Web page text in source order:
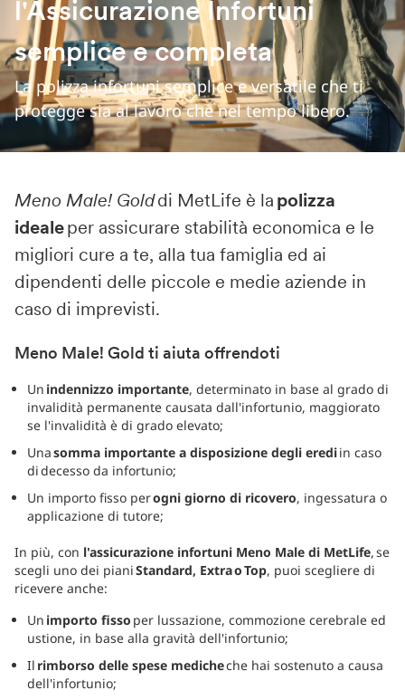
l'Assicurazione Infortuni
semplice e completa
La polizza infortuni semplice e versatile che ti
protegge sia al lavoro che nel tempo libero.
Meno Male! Golddi MetLife è la polizza
ideale per assicurare stabilità economica e le
migliori cure a te, alla tua famiglia ed ai
dipendenti delle piccole e medie aziende in
caso di imprevisti.
Meno Male! Gold ti aiuta offrendoti
Un indennizzo importante, determinato in base al grado di
invalidità permanente causata dall'infortunio, maggiorato
se l'invalidità è di grado elevato;
Unasomma importante a disposizione degli erediin caso
di decesso da infortunio;
Un importo fisso perogni giorno di ricovero, ingessatura o
applicazione di tutore;
In più, con l'assicurazione infortuni Meno Male di MetLife, se
scegli uno dei pianiStandard, Extra o Top, puoi scegliere di
ricevere anche:
Un importo fisso per lussazione, commozione cerebrale ed
ustione, in base alla gravità dell'infortunio;
Il rimborso delle spese medicheche hai sostenuto a causa
dell'infortunio;